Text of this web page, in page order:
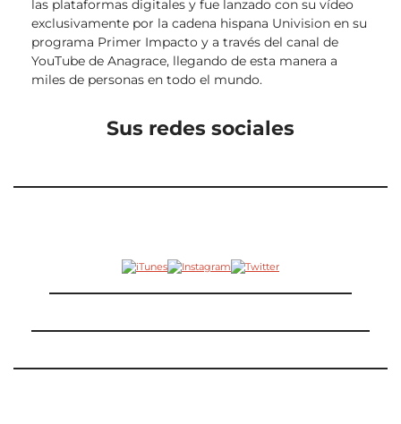
las plataformas digitales y fue lanzado con su vídeo
exclusivamente por la cadena hispana Univision en su
programa Primer Impacto y a través del canal de
YouTube de Anagrace, llegando de esta manera a
miles de personas en todo el mundo.
Sus redes sociales